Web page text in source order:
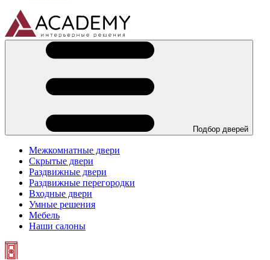
Подбор дверей
Межкомнатные двери
Скрытые двери
Раздвижные двери
Раздвижные перегородки
Входные двери
Умные решения
Мебель
Наши салоны